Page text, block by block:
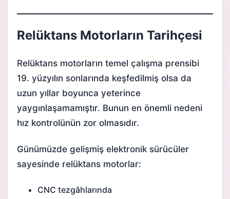
Relüktans Motorların Tarihçesi
Relüktans motorların temel çalışma prensibi
19. yüzyılın sonlarında keşfedilmiş olsa da
uzun yıllar boyunca yeterince
yaygınlaşamamıştır. Bunun en önemli nedeni
hız kontrolünün zor olmasıdır.
Günümüzde gelişmiş elektronik sürücüler
sayesinde relüktans motorlar:
CNC tezgâhlarında